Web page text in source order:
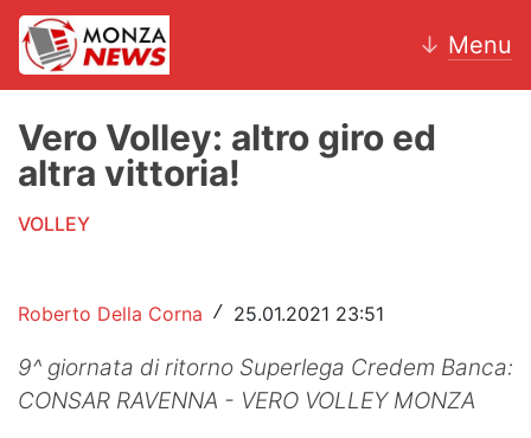
↓ Menu
Calcio
Motori
Volley
Vero Volley: altro giro ed
altra vittoria!
VOLLEY
Roberto Della Corna / 25.01.2021 23:51
9^ giornata di ritorno Superlega Credem Banca:
CONSAR RAVENNA - VERO VOLLEY MONZA